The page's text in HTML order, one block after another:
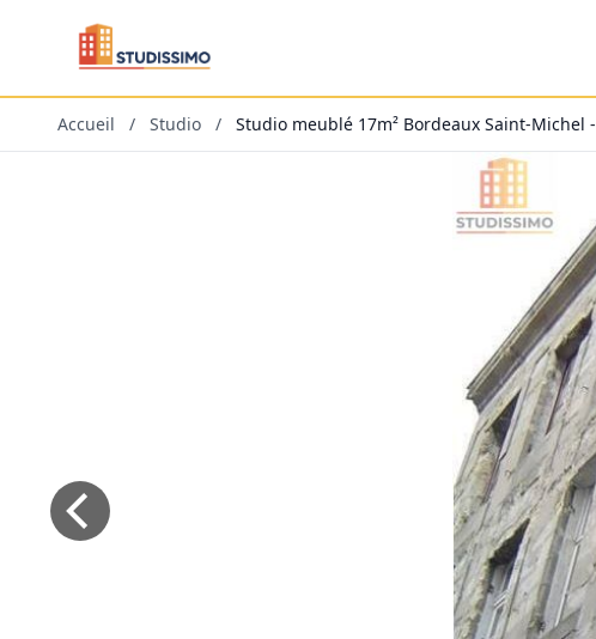
Accueil / Studio / Studio meublé 17m² Bordeaux Saint-